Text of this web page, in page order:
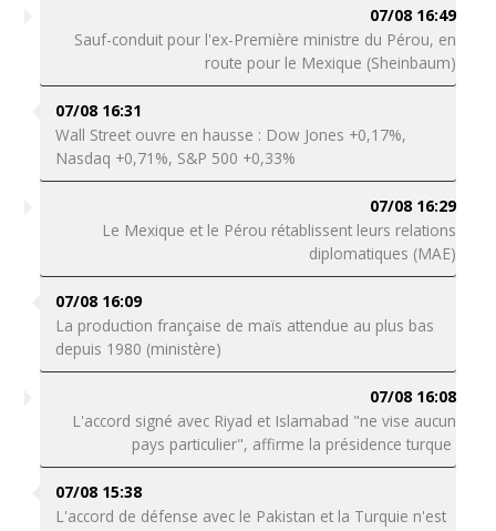
07/08 16:49
Sauf-conduit pour l'ex-Première ministre du Pérou, en
route pour le Mexique (Sheinbaum)
07/08 16:31
Wall Street ouvre en hausse : Dow Jones +0,17%,
Nasdaq +0,71%, S&P 500 +0,33%
07/08 16:29
Le Mexique et le Pérou rétablissent leurs relations
diplomatiques (MAE)
07/08 16:09
La production française de maïs attendue au plus bas
depuis 1980 (ministère)
07/08 16:08
L'accord signé avec Riyad et Islamabad "ne vise aucun
pays particulier", affirme la présidence turque
07/08 15:38
L'accord de défense avec le Pakistan et la Turquie n'est